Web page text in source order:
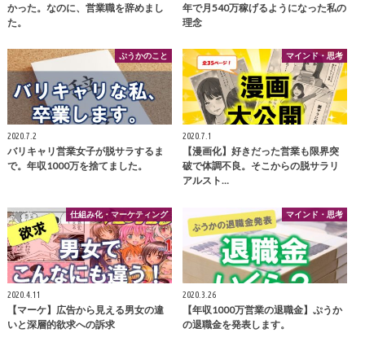
かった。なのに、営業職を辞めまし
た。
年で月540万稼げるようになった私の
理念
ぷうかのこと
2020.7.2
バリキャリ営業女子が脱サラするま
で。年収1000万を捨てました。
マインド・思考
2020.7.1
【漫画化】好きだった営業も限界突
破で体調不良。そこからの脱サラリ
アルスト…
仕組み化・マーケティング
2020.4.11
【マーケ】広告から見える男女の違
いと深層的欲求への訴求
マインド・思考
2020.3.26
【年収1000万営業の退職金】ぷうか
の退職金を発表します。